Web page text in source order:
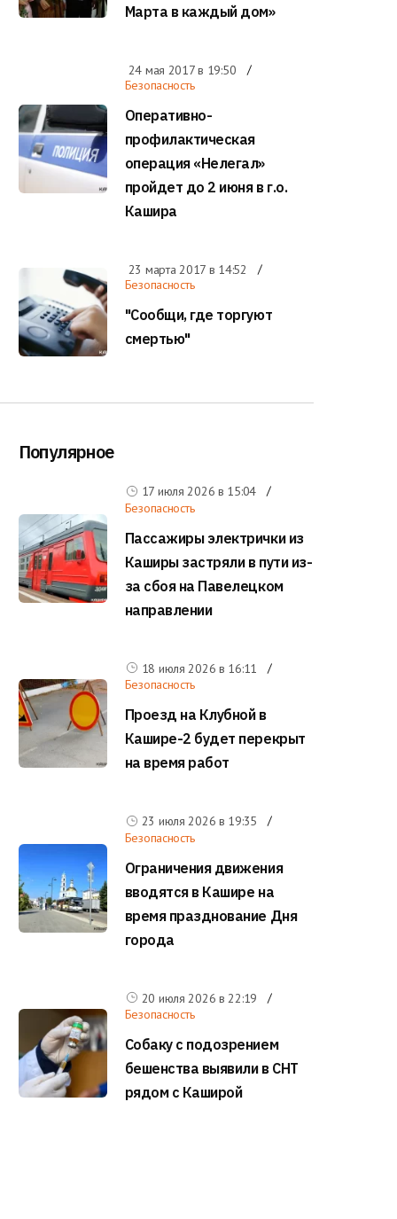
Марта в каждый дом»
24 мая 2017 в 19:50
Безопасность
Оперативно-
профилактическая
операция «Нелегал»
пройдет до 2 июня в г.о.
Кашира
23 марта 2017 в 14:52
Безопасность
"Сообщи, где торгуют
смертью"
Популярное
17 июля 2026 в 15:04
Безопасность
Пассажиры электрички из
Каширы застряли в пути из-
за сбоя на Павелецком
направлении
18 июля 2026 в 16:11
Безопасность
Проезд на Клубной в
Кашире-2 будет перекрыт
на время работ
23 июля 2026 в 19:35
Безопасность
Ограничения движения
вводятся в Кашире на
время празднование Дня
города
20 июля 2026 в 22:19
Безопасность
Собаку с подозрением
бешенства выявили в СНТ
рядом с Каширой